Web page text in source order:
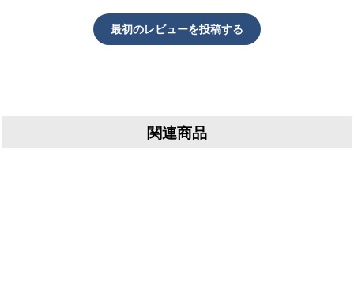
最初のレビューを投稿する
関連商品